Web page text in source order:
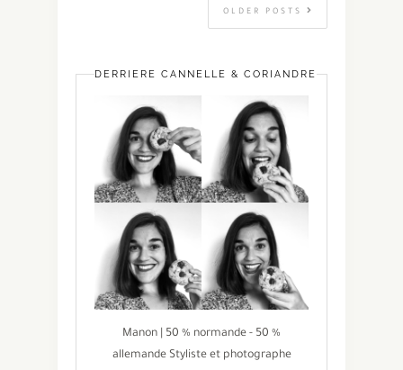
OLDER POSTS
DERRIÈRE CANNELLE & CORIANDRE
Manon | 50 % normande - 50 %
allemande Styliste et photographe